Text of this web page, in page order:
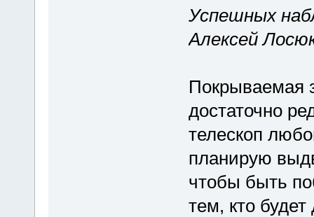
Успешных
Алексей
Покрываемая
достаточно
телескоп
планирую
чтобы быть
тем, кто